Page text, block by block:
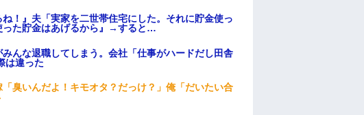
！』夫「実家を二世帯住宅にした。それに貯金使っ
た貯金はあげるから』→すると…
んな退職してしまう。会社「仕事がハードだし田舎
は違った
臭いんだよ！キモオタ？だっけ？」俺「だいたい合